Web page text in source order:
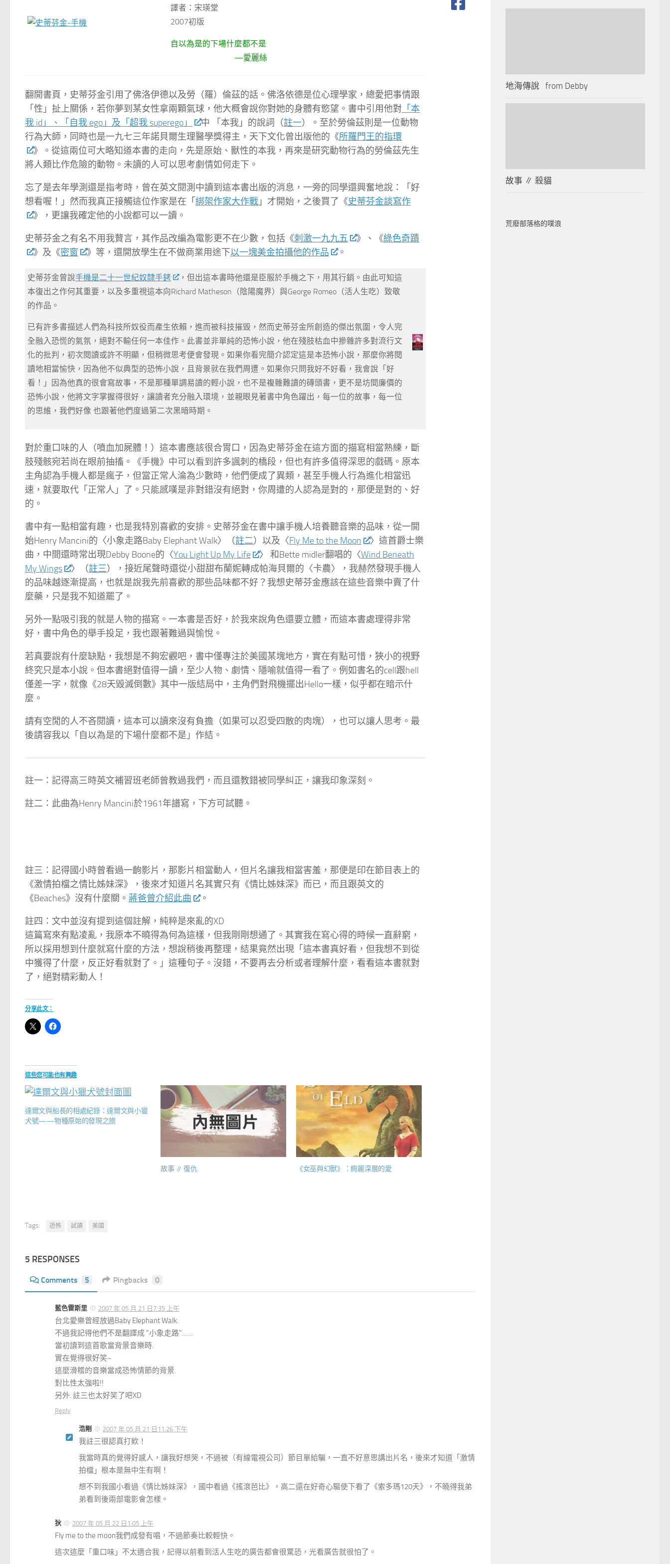
譯者：宋瑛堂
2007初版
自以為是的下場什麼都不是
—愛麗絲
翻開書頁，史蒂芬金引用了佛洛伊德以及勞（羅）倫茲的話。佛洛依德是位心理學家，總愛把事情跟
「性」扯上關係，若你夢到某女性拿兩顆氣球，他大概會說你對她的身體有慾望。書中引用他對 「本
我 id」、「自我 ego」及「超我 superego」
中 「本我」的說詞（註一）。至於勞倫茲則是一位動物
行為大師，同時也是一九七三年諾貝爾生理醫學獎得主，天下文化曾出版他的《所羅門王的指環
》。從這兩位可大略知道本書的走向，先是原始、獸性的本我，再來是研究動物行為的勞倫茲先生
將人類比作危險的動物。未讀的人可以思考劇情如何走下。
忘了是去年學測還是指考時，曾在英文閱測中讀到這本書出版的消息，一旁的同學還興奮地說：「好
想看喔！」然而我真正接觸這位作家是在「綁架作家大作戰 」才開始，之後買了《史蒂芬金談寫作
》，更讓我確定他的小說都可以一讀。
史蒂芬金之有名不用我贅言，其作品改編為電影更不在少數，包括《刺激一九九五 》、《綠色奇蹟
》及《密窗 》等，還開放學生在不做商業用途下以一塊美金拍攝他的作品 。
史蒂芬金曾說手機是二十一世紀奴隸手銬
，但出這本書時他還是臣服於手機之下，用其行銷。由此可知這
本復出之作何其重要，以及多重視這本向Richard Matheson（陰陽魔界）與George Romeo（活人生吃）致敬
的作品。
已有許多書描述人們為科技所奴役而產生依賴，進而被科技摧毀，然而史蒂芬金所創造的傑出氛圍，令人完
全融入恐慌的氣氛，絕對不輸任何一本佳作。此書並非單純的恐怖小說，他在殘肢枯血中摻雜許多對流行文
化的批判，初次閱讀或許不明顯，但稍微思考便會發現。如果你看完簡介認定這是本恐怖小說，那麼你將閱
讀地相當愉快，因為他不似典型的恐怖小說，且背景就在我們周遭。如果你只問我好不好看，我會說「好
看！」因為他真的很會寫故事，不是那種單調易讀的輕小說，也不是複雜難讀的磚頭書，更不是坊間廉價的
恐怖小說，他將文字掌握得很好，讓讀者充分融入環境，並親眼見著書中角色躍出，每一位的故事，每一位
的思維，我們好像 也跟著他們度過第二次黑暗時期。
對於重口味的人（噴血加屍體！）這本書應該很合胃口，因為史蒂芬金在這方面的描寫相當熟練，斷
肢殘骸宛若尚在眼前抽搐。《手機》中可以看到許多諷刺的橋段，但也有許多值得深思的戲碼。原本
主角認為手機人都是瘋子，但當正常人淪為少數時，他們便成了異類，甚至手機人行為進化相當迅
速，就要取代「正常人」了。只能感嘆是非對錯沒有絕對，你周遭的人認為是對的，那便是對的、好
的。
書中有一點相當有趣，也是我特別喜歡的安排。史蒂芬金在書中讓手機人培養聽音樂的品味，從一開
始Henry Mancini的〈小象走路Baby Elephant Walk〉（註二）以及〈Fly Me to the Moon
〉這首爵士樂
曲，中間還時常出現Debby Boone的〈You Light Up My Life 〉 和Bette midler翻唱的〈Wind Beneath
My Wings
〉（註三），接近尾聲時還從小甜甜布蘭妮轉成帕海貝爾的〈卡農〉，我赫然發現手機人
的品味越逐漸提高，也就是說我先前喜歡的那些品味都不好？我想史蒂芬金應該在這些音樂中賣了什
麼藥，只是我不知道罷了。
另外一點吸引我的就是人物的描寫。一本書是否好，於我來說角色還要立體，而這本書處理得非常
好，書中角色的舉手投足，我也跟著難過與愉悅。
若真要說有什麼缺點，我想是不夠宏觀吧，書中僅專注於美國某塊地方，實在有點可惜，狹小的視野
終究只是本小說。但本書絕對值得一讀，至少人物、劇情、隱喻就值得一看了。例如書名的cell跟hell
僅差一字，就像《28天毀滅倒數》其中一版結局中，主角們對飛機擺出Hello一樣，似乎都在暗示什
麼。
請有空閒的人不吝閱讀，這本可以讀來沒有負擔（如果可以忍受四散的肉塊），也可以讓人思考。最
後請容我以「自以為是的下場什麼都不是」作結。
註一：記得高三時英文補習班老師曾教過我們，而且還教錯被同學糾正，讓我印象深刻。
註二：此曲為Henry Mancini於1961年譜寫，下方可試聽。
註三：記得國小時曾看過一齣影片，那影片相當動人，但片名讓我相當害羞，那便是印在節目表上的
《激情拍檔之情比姊妹深》，後來才知道片名其實只有《情比姊妹深》而已，而且跟英文的
《Beaches》沒有什麼關。 蔣爸曾介紹此曲 。
註四：文中並沒有提到這個註解，純粹是來亂的XD
這篇寫來有點凌亂，我原本不曉得為何為這樣，但我剛剛想通了。其實我在寫心得的時候一直辭窮，
所以採用想到什麼就寫什麼的方法，想說稍後再整理，結果竟然出現「這本書真好看，但我想不到從
中獲得了什麼，反正好看就對了。」這種句子。沒錯，不要再去分析或者理解什麼，看看這本書就對
了，絕對精彩動人！
分享此文：
這些您可能也有興趣
達爾文與船長的相處紀錄：達爾文與小獵
犬號——物種原始的發現之旅
故事 ∥ 復仇 《女巫與幻獸》：絢麗深層的愛
Tags: 恐怖 試讀 美國
5 RESPONSES
Comments 5 Pingbacks 0
藍色雷斯里 2007 年 05 月 21 日7:35 上午
台北愛樂曾經放過Baby Elephant Walk.
不過我記得他們不是翻譯成 "小象走路"……
當初讀到這首歌當背景音樂時.
實在覺得很好笑~
這麼滑稽的音樂當成恐怖情節的背景.
對比性太強啦!!
另外. 註三也太好笑了吧XD
Reply
浩剛 2007 年 05 月 21 日11:26 下午
我註三很認真打欸！
我當時真的覺得好感人，讓我好想哭，不過被（有線電視公司）節目單給騙，一直不好意思講出片名，後來才知道「激情
拍檔」根本是無中生有啊！
想不到我國小看過《情比姊妹深》，國中看過《搖滾芭比》，高二還在好奇心驅使下看了《索多瑪120天》，不曉得我弟
弟看到後兩部電影會怎樣。
狄 2007 年 05 月 22 日1:05 上午
Fly me to the moon我們成發有唱，不過節奏比較輕快。
這次這麼「重口味」不太適合我，記得以前看到活人生吃的廣告都會很驚恐，光看廣告就很怕了。
地海傳說 from Debby
故事 ∥ 殺貓
荒廢部落格的噗浪